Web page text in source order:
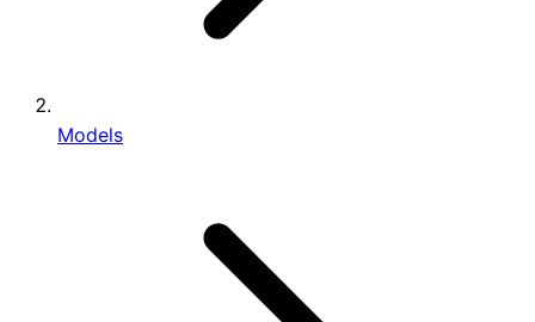
Models